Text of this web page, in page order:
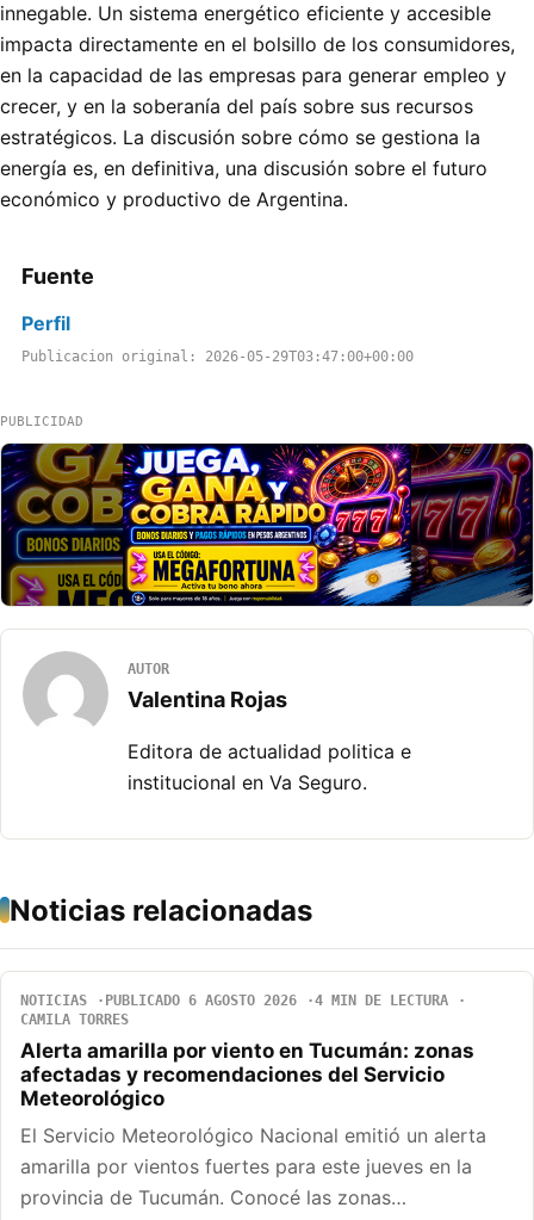
innegable. Un sistema energético eficiente y accesible
impacta directamente en el bolsillo de los consumidores,
en la capacidad de las empresas para generar empleo y
crecer, y en la soberanía del país sobre sus recursos
estratégicos. La discusión sobre cómo se gestiona la
energía es, en definitiva, una discusión sobre el futuro
económico y productivo de Argentina.
Fuente
Perfil
Publicacion original: 2026-05-29T03:47:00+00:00
PUBLICIDAD
AUTOR
Valentina Rojas
Editora de actualidad politica e
institucional en Va Seguro.
Noticias relacionadas
NOTICIAS PUBLICADO 6 AGOSTO 2026
4 MIN DE LECTURA
CAMILA TORRES
Alerta amarilla por viento en Tucumán: zonas
afectadas y recomendaciones del Servicio
Meteorológico
El Servicio Meteorológico Nacional emitió un alerta
amarilla por vientos fuertes para este jueves en la
provincia de Tucumán. Conocé las zonas…